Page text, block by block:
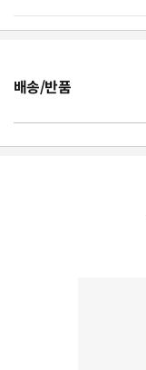
배송/반품